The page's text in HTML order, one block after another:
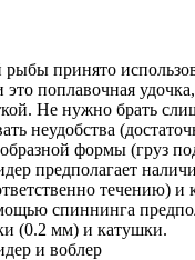
рыбы принято
поплавочная
Не нужно брать
неудобства
формы (груз
предполагает
течению)
спиннинга
(0.2 мм) и катушки.
и воблер